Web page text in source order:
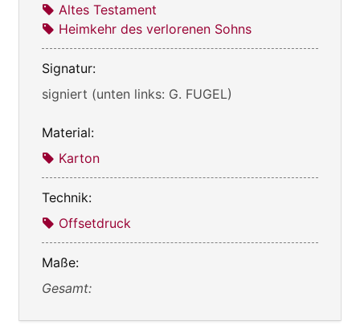
Altes Testament
Heimkehr des verlorenen Sohns
Signatur:
signiert (unten links: G. FUGEL)
Material:
Karton
Technik:
Offsetdruck
Maße:
Gesamt: